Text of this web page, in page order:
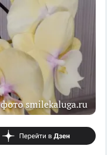
фото smilekaluga.ru